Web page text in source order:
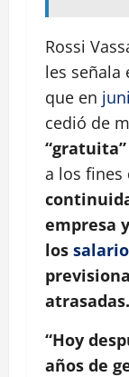
Rossi
les señala
que en
cedió de
“gratuita”
a los fines
empresa
los
“Hoy
años de